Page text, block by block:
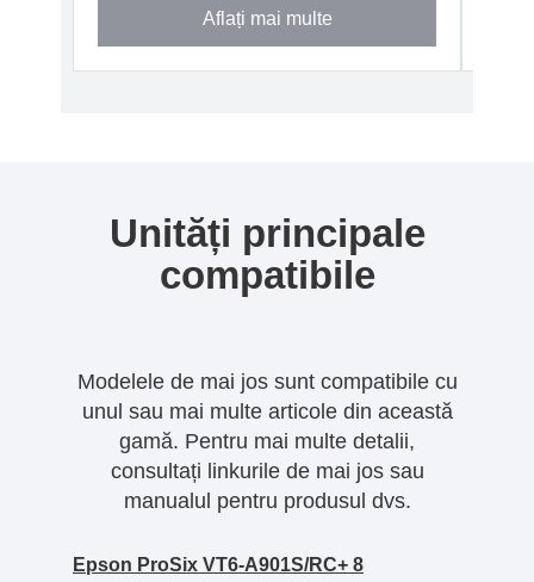
Aflați mai multe
Unități principale
compatibile
Modelele de mai jos sunt compatibile cu
unul sau mai multe articole din această
gamă. Pentru mai multe detalii,
consultați linkurile de mai jos sau
manualul pentru produsul dvs.
Epson ProSix VT6-A901S/RC+ 8